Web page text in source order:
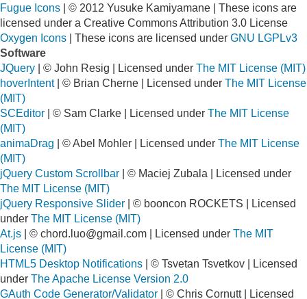
Fugue Icons | © 2012 Yusuke Kamiyamane | These icons are
licensed under a Creative Commons Attribution 3.0 License
Oxygen Icons | These icons are licensed under GNU LGPLv3
Software
JQuery | © John Resig | Licensed under The MIT License (MIT)
hoverIntent| © Brian Cherne | Licensed under The MIT License
(MIT)
SCEditor | © Sam Clarke | Licensed under The MIT License
(MIT)
animaDrag | © Abel Mohler | Licensed under The MIT License
(MIT)
jQuery Custom Scrollbar | © Maciej Zubala | Licensed under
The MIT License (MIT)
jQuery Responsive Slider | © booncon ROCKETS | Licensed
under The MIT License (MIT)
At.js | © chord.luo@gmail.com | Licensed under The MIT
License (MIT)
HTML5 Desktop Notifications | © Tsvetan Tsvetkov | Licensed
under The Apache License Version 2.0
GAuth Code Generator/Validator | © Chris Cornutt | Licensed